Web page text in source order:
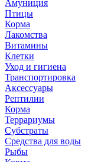
Амуниция
Птицы
Корма
Лакомства
Витамины
Клетки
Уход и гигиена
Транспортировка
Аксессуары
Рептилии
Корма
Террариумы
Субстраты
Средства для воды
Рыбы